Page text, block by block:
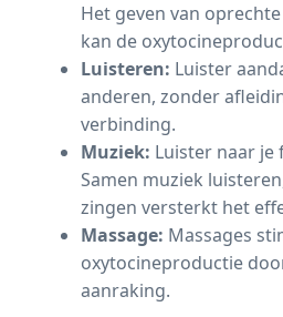
Het geven van
kan de
Luisteren: Luister
anderen, zonder
verbinding.
Muziek: Luister naar je
Samen muziek
zingen versterkt het
Massage: Massages
oxytocineproductie
aanraking.